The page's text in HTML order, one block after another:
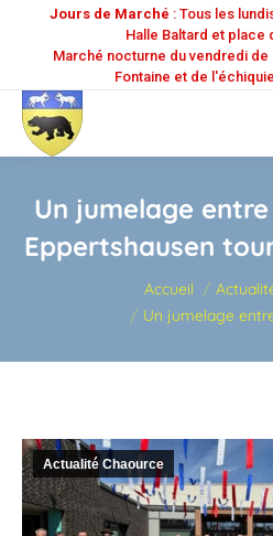
Jours de Marché : Tous les
Halle Baltard et place
Marché nocturne du vendredi de
Fontaine et de
Un jumelage
Eppertshausen
Accueil
Un jumelage
Actualité Chaource